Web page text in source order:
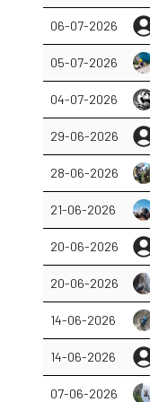
06-07-2026
05-07-2026
04-07-2026
29-06-2026
28-06-2026
21-06-2026
20-06-2026
20-06-2026
14-06-2026
14-06-2026
07-06-2026